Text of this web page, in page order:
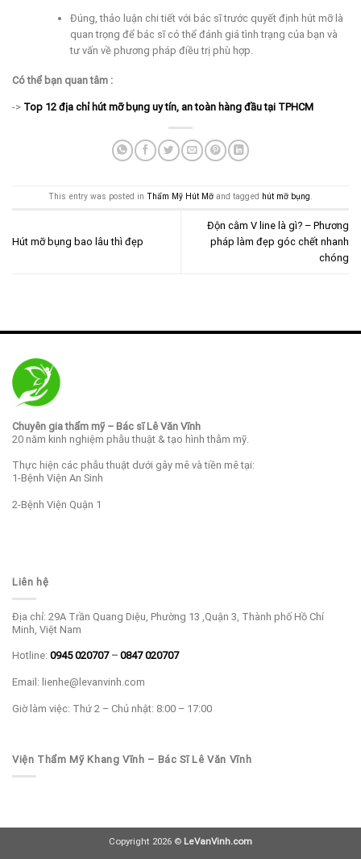
Đúng, thảo luận chi tiết với bác sĩ trước quyết định hút mỡ là
quan trọng để bác sĩ có thể đánh giá tình trạng của bạn và
tư vấn về phương pháp điều trị phù hợp.
Có thể bạn quan tâm :
-> Top 12 địa chỉ hút mỡ bụng uy tín, an toàn hàng đầu tại TPHCM
This entry was posted in Thẩm Mỹ Hút Mỡ and tagged hút mỡ bụng.
Hút mỡ bụng bao lâu thì đẹp
Độn cằm V line là gì? – Phương
pháp làm đẹp góc chết nhanh
chóng
Chuyên gia thẩm mỹ – Bác sĩ Lê Văn Vĩnh
20 năm kinh nghiệm phẫu thuật & tạo hình thẫm mỹ.
Thực hiện các phẫu thuật dưới gây mê và tiền mê tại:
1-Bệnh Viện An Sinh
2-Bệnh Viện Quận 1
Liên hệ
Địa chỉ: 29A Trần Quang Diệu, Phường 13 ,Quận 3, Thành phố Hồ Chí
Minh, Việt Nam
Hotline: 0945 020707– 0847 020707
Email: lienhe@levanvinh.com
Giờ làm việc: Thứ 2 – Chủ nhật: 8:00 – 17:00
Viện Thẩm Mỹ Khang Vĩnh – Bác Sĩ Lê Văn Vĩnh
Copyright 2026 © LeVanVinh.com